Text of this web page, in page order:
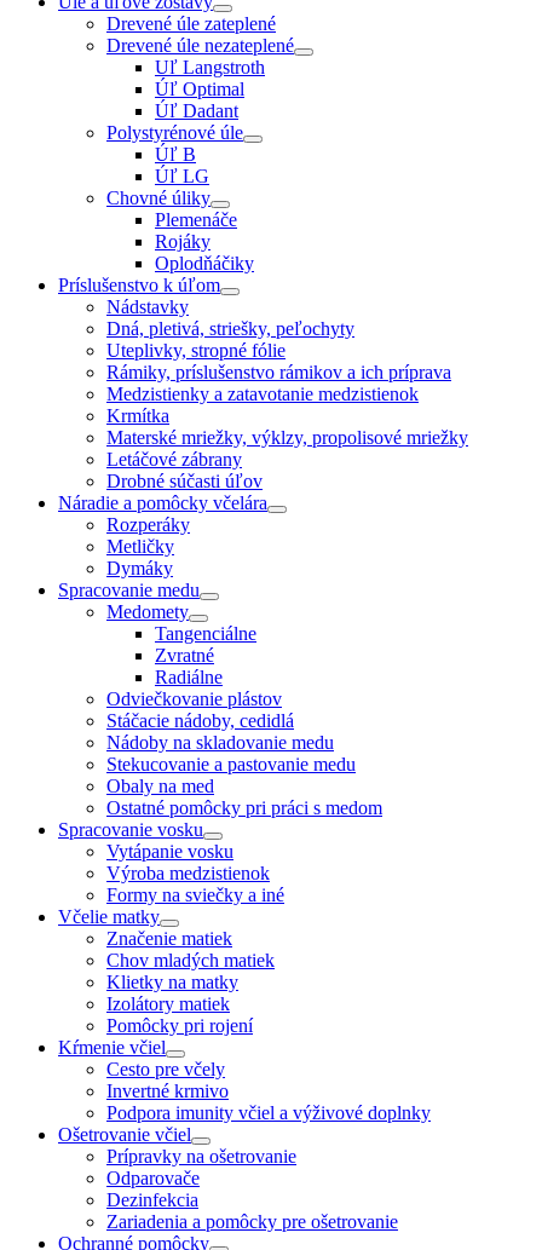
Drevené úle zateplené
Drevené úle nezateplené
Uľ Langstroth
Úľ Optimal
Úľ Dadant
Polystyrénové úle
Úľ B
Úľ LG
Chovné úliky
Plemenáče
Rojáky
Oplodňáčiky
Príslušenstvo k úľom
Nádstavky
Dná, pletivá, striešky, peľochyty
Uteplivky, stropné fólie
Rámiky, príslušenstvo rámikov a ich príprava
Medzistienky a zatavotanie medzistienok
Krmítka
Materské mriežky, výklzy, propolisové mriežky
Letáčové zábrany
Drobné súčasti úľov
Náradie a pomôcky včelára
Rozperáky
Metličky
Dymáky
Spracovanie medu
Medomety
Tangenciálne
Zvratné
Radiálne
Odviečkovanie plástov
Stáčacie nádoby, cedidlá
Nádoby na skladovanie medu
Stekucovanie a pastovanie medu
Obaly na med
Ostatné pomôcky pri práci s medom
Spracovanie vosku
Vytápanie vosku
Výroba medzistienok
Formy na sviečky a iné
Včelie matky
Značenie matiek
Chov mladých matiek
Klietky na matky
Izolátory matiek
Pomôcky pri rojení
Kŕmenie včiel
Cesto pre včely
Invertné krmivo
Podpora imunity včiel a výživové doplnky
Ošetrovanie včiel
Prípravky na ošetrovanie
Odparovače
Dezinfekcia
Zariadenia a pomôcky pre ošetrovanie
Ochranné pomôcky